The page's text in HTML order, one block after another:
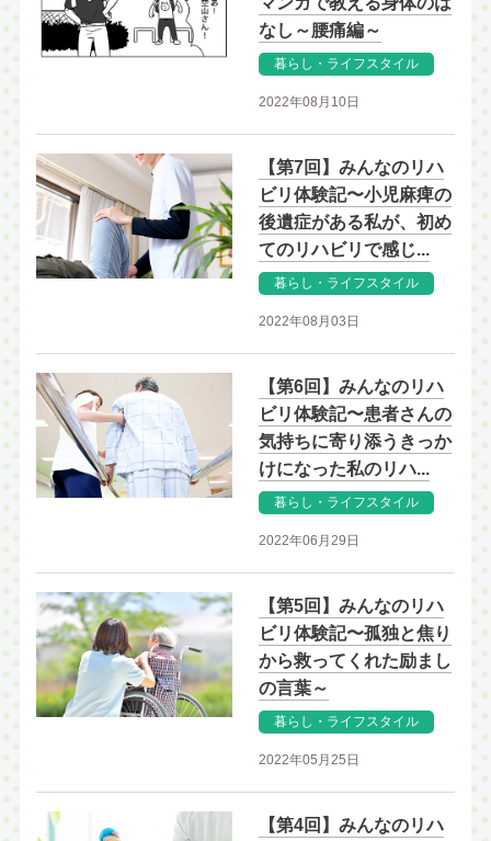
なし～腰痛編～
暮らし・ライフスタイル
2022年08月10日
【第7回】みんなのリハ
ビリ体験記〜小児麻痺の
後遺症がある私が、初め
てのリハビリで感じ...
暮らし・ライフスタイル
2022年08月03日
【第6回】みんなのリハ
ビリ体験記〜患者さんの
気持ちに寄り添うきっか
けになった私のリハ...
暮らし・ライフスタイル
2022年06月29日
【第5回】みんなのリハ
ビリ体験記〜孤独と焦り
から救ってくれた励まし
の言葉～
暮らし・ライフスタイル
2022年05月25日
【第4回】みんなのリハ